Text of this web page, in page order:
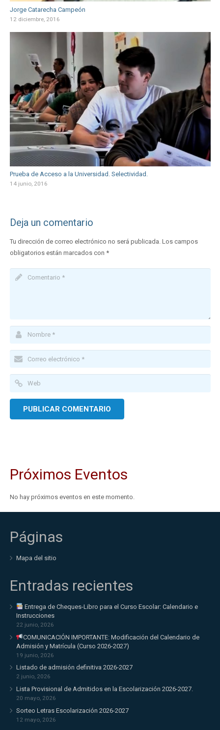
Jorge Catarecha Campeón
12 diciembre, 2016
Prueba de Acceso a la Universidad. Selectividad.
14 junio, 2016
Deja un comentario
Tu dirección de correo electrónico no será publicada.Los campos
obligatorios están marcados con *
Próximos Eventos
No hay próximos eventos en este momento.
Páginas
Mapa del sitio
Entradas recientes
Entrega de Cheques-Libro para el Curso Escolar: Calendario e
Instrucciones
22 junio, 2026
COMUNICACIÓN IMPORTANTE: Modificación del Calendario de
Admisión y Matrícula (Curso 2026-2027)
19 junio, 2026
Listado de admisión definitiva 2026-2027
2 junio, 2026
Lista Provisional de Admitidos en la Escolarización 2026-2027.
20 mayo, 2026
Sorteo Letras Escolarización 2026-2027
12 mayo, 2026